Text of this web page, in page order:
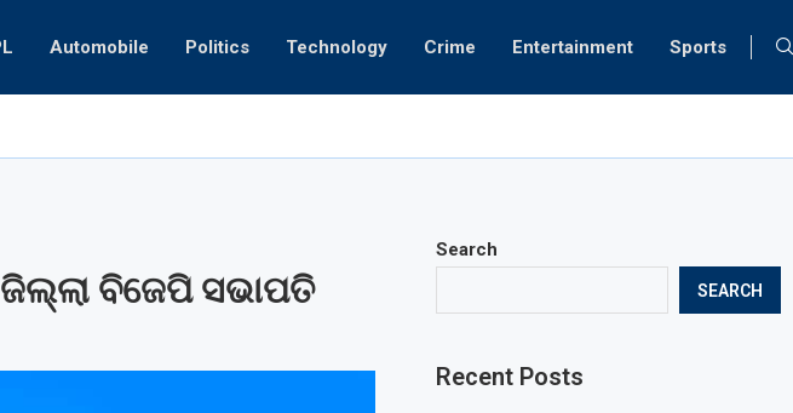
Automobile Politics Technology Crime Entertainment Sports
ବିଜେପି ସଭାପତି
Search
SEARCH
Recent Posts